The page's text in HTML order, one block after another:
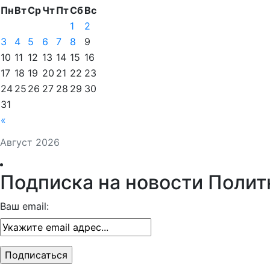
Август 2026
ПнВтСрЧтПтСбВс
«
1
2
3
4 5 6 7 8
9
10 11 12 13 14 15 16
17 18 19 20 21 22 23
24 25 26 27 28 29 30
31
Подписка на новости
Ваш email: